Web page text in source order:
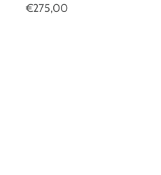
€275,00